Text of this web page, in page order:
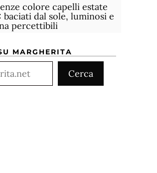
colore capelli estate
baciati dal sole, luminosi e
percettibili
MARGHERITA
Cerca